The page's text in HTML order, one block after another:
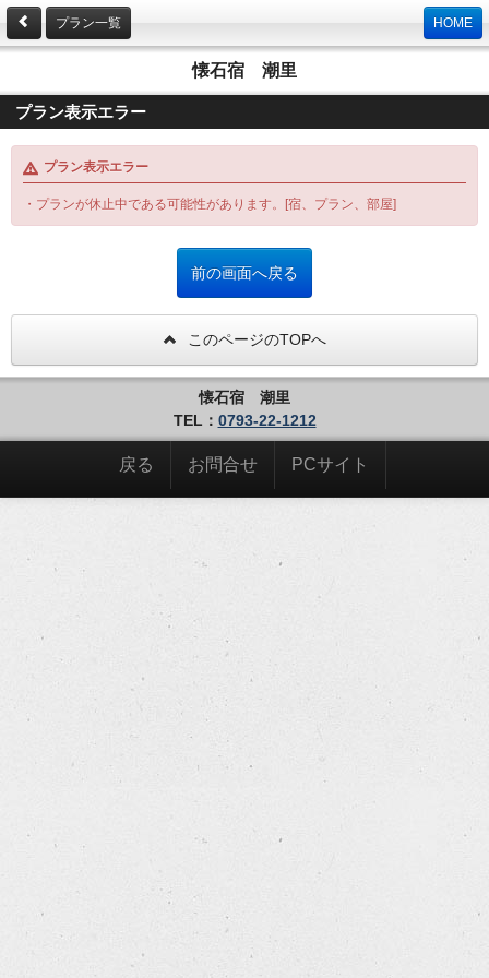
プラン一覧 HOME
懐石宿 潮里
プラン表示エラー
プラン表示エラー
・プランが休止中である可能性があります。[宿、プラン、部屋]
このページのTOPへ
懐石宿 潮里
TEL： 0793-22-1212
戻る お問合せ PCサイト